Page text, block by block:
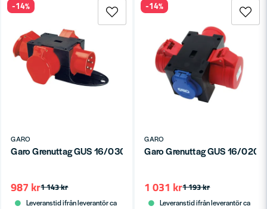
GARO
Garo Grenuttag GUS 16/0300
1 143 kr
987 kr
Leveranstid ifrån leverantör ca
-14%
GARO
Garo Grenuttag GUS 16/0201
1 193 kr
1 031 kr
Leveranstid ifrån leverantör ca
-14%